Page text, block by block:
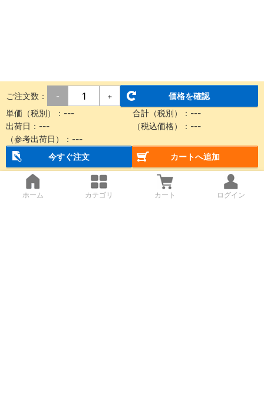
ご注文数： - +
価格を確認
単価（税別）： --- 合計（税別）： ---
出荷日： --- （税込価格）： ---
（参考出荷日）： ---
今すぐ注文
カートへ追加
ホーム カテゴリ カート ログイン